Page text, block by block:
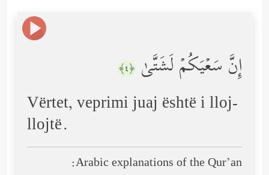
إِنَّ سَعۡیَكُمۡ لَشَتَّىٰ ﴿٤﴾
Vërtet, veprimi juaj është i lloj-
llojtë.
Arabic explanations of the Qur’an: